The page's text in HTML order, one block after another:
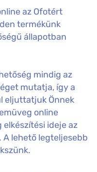
az Ofotért
termékünk
állapotban
mindig az
mutatja, így a
eljuttatjuk Önnek
online
elkészítési ideje az
lehető legteljesebb